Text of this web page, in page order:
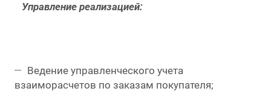
Управление реализацией:
Ведение управленческого учета
взаиморасчетов по заказам покупателя;